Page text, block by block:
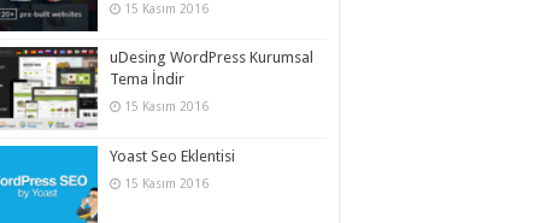
15 Kasım 2016
uDesing WordPress Kurumsal
Tema İndir
15 Kasım 2016
Yoast Seo Eklentisi
15 Kasım 2016